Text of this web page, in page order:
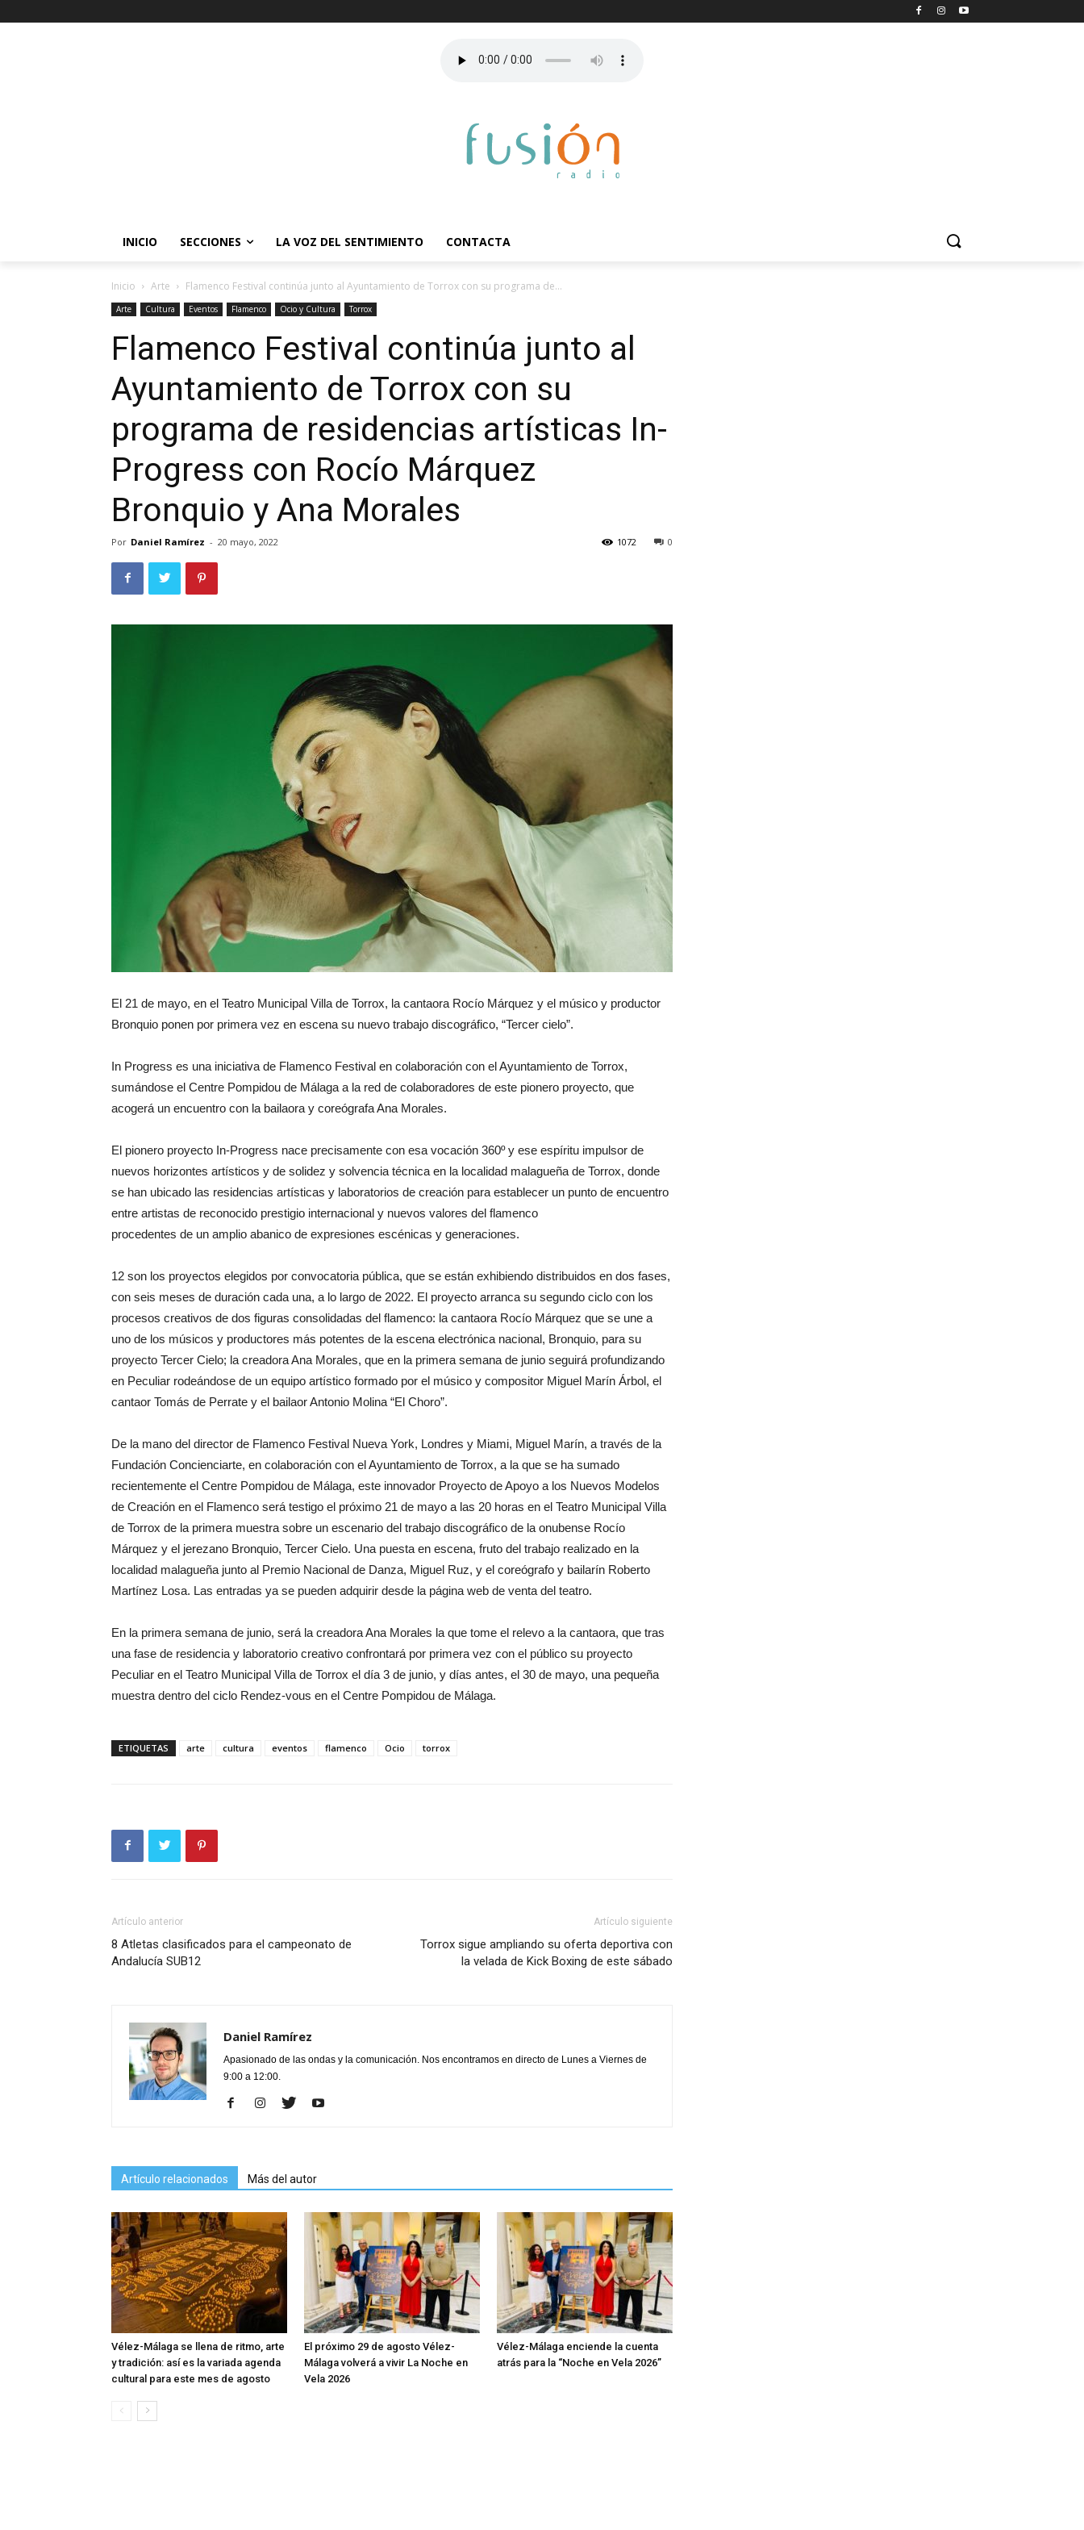
INICIO SECCIONES LA VOZ DEL SENTIMIENTO CONTACTA
Inicio Arte Flamenco Festival continúa junto al Ayuntamiento de Torrox con su programa de...
Arte Cultura Eventos Flamenco Ocio y Cultura Torrox
Flamenco Festival continúa junto al
Ayuntamiento de Torrox con su
programa de residencias artísticas In-
Progress con Rocío Márquez
Bronquio y Ana Morales
Por Daniel Ramírez - 20 mayo, 2022 0
1072
El 21 de mayo, en el Teatro Municipal Villa de Torrox, la cantaora Rocío Márquez y el músico y productor
Bronquio ponen por primera vez en escena su nuevo trabajo discográfico, “Tercer cielo”.
In Progress es una iniciativa de Flamenco Festival en colaboración con el Ayuntamiento de Torrox,
sumándose el Centre Pompidou de Málaga a la red de colaboradores de este pionero proyecto, que
acogerá un encuentro con la bailaora y coreógrafa Ana Morales.
El pionero proyecto In-Progress nace precisamente con esa vocación 360º y ese espíritu impulsor de
nuevos horizontes artísticos y de solidez y solvencia técnica en la localidad malagueña de Torrox, donde
se han ubicado las residencias artísticas y laboratorios de creación para establecer un punto de encuentro
entre artistas de reconocido prestigio internacional y nuevos valores del flamenco
procedentes de un amplio abanico de expresiones escénicas y generaciones.
12 son los proyectos elegidos por convocatoria pública, que se están exhibiendo distribuidos en dos fases,
con seis meses de duración cada una, a lo largo de 2022. El proyecto arranca su segundo ciclo con los
procesos creativos de dos figuras consolidadas del flamenco: la cantaora Rocío Márquez que se une a
uno de los músicos y productores más potentes de la escena electrónica nacional, Bronquio, para su
proyecto Tercer Cielo; la creadora Ana Morales, que en la primera semana de junio seguirá profundizando
en Peculiar rodeándose de un equipo artístico formado por el músico y compositor Miguel Marín Árbol, el
cantaor Tomás de Perrate y el bailaor Antonio Molina “El Choro”.
De la mano del director de Flamenco Festival Nueva York, Londres y Miami, Miguel Marín, a través de la
Fundación Concienciarte, en colaboración con el Ayuntamiento de Torrox, a la que se ha sumado
recientemente el Centre Pompidou de Málaga, este innovador Proyecto de Apoyo a los Nuevos Modelos
de Creación en el Flamenco será testigo el próximo 21 de mayo a las 20 horas en el Teatro Municipal Villa
de Torrox de la primera muestra sobre un escenario del trabajo discográfico de la onubense Rocío
Márquez y el jerezano Bronquio, Tercer Cielo. Una puesta en escena, fruto del trabajo realizado en la
localidad malagueña junto al Premio Nacional de Danza, Miguel Ruz, y el coreógrafo y bailarín Roberto
Martínez Losa. Las entradas ya se pueden adquirir desde la página web de venta del teatro.
En la primera semana de junio, será la creadora Ana Morales la que tome el relevo a la cantaora, que tras
una fase de residencia y laboratorio creativo confrontará por primera vez con el público su proyecto
Peculiar en el Teatro Municipal Villa de Torrox el día 3 de junio, y días antes, el 30 de mayo, una pequeña
muestra dentro del ciclo Rendez-vous en el Centre Pompidou de Málaga.
ETIQUETAS arte cultura eventos flamenco Ocio torrox
Artículo anterior
8 Atletas clasificados para el campeonato de
Andalucía SUB12
Artículo siguiente
Torrox sigue ampliando su oferta deportiva con
la velada de Kick Boxing de este sábado
Daniel Ramírez
Apasionado de las ondas y la comunicación. Nos encontramos en directo de Lunes a Viernes de
9:00 a 12:00.
Artículo relacionados Más del autor
Vélez-Málaga se llena de ritmo, arte
y tradición: así es la variada agenda
cultural para este mes de agosto
El próximo 29 de agosto Vélez-
Málaga volverá a vivir La Noche en
Vela 2026
Vélez-Málaga enciende la cuenta
atrás para la “Noche en Vela 2026”